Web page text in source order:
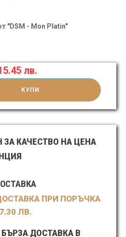
"DSM - Mon Platin"
лв.
КУПИ
ЗА КАЧЕСТВО НА ЦЕНА
ПРИ ПОРЪЧКА
ЛВ.
ДОСТАВКА В